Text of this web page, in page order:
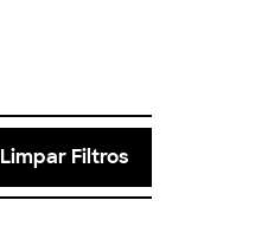
Limpar Filtros